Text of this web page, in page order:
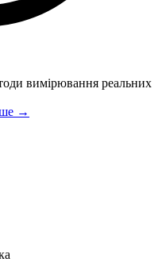
вимірювання реальних
→